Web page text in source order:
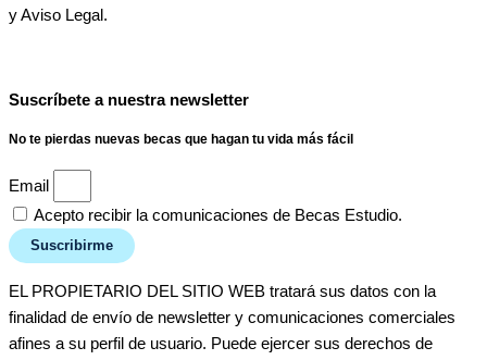
y Aviso Legal.
Suscríbete a nuestra newsletter
No te pierdas nuevas becas que hagan tu vida más fácil
Email
Acepto recibir la comunicaciones de Becas Estudio.
Suscribirme
EL PROPIETARIO DEL SITIO WEB tratará sus datos con la
finalidad de envío de newsletter y comunicaciones comerciales
afines a su perfil de usuario. Puede ejercer sus derechos de